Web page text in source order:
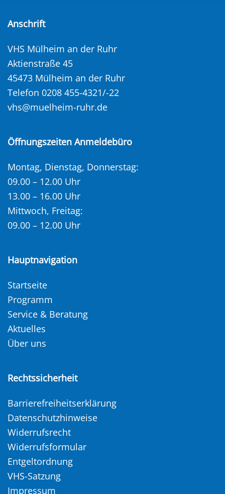
Anschrift
VHS Mülheim an der Ruhr
Aktienstraße 45
45473 Mülheim an der Ruhr
Telefon 0208 455-4321/-22
vhs@muelheim-ruhr.de
Öffnungszeiten Anmeldebüro
Montag, Dienstag, Donnerstag:
09.00 – 12.00 Uhr
13.00 – 16.00 Uhr
Mittwoch, Freitag:
09.00 – 12.00 Uhr
Hauptnavigation
Startseite
Programm
Service & Beratung
Aktuelles
Über uns
Rechtssicherheit
Barrierefreiheitserklärung
Datenschutzhinweise
Widerrufsrecht
Widerrufsformular
Entgeltordnung
VHS-Satzung
Impressum